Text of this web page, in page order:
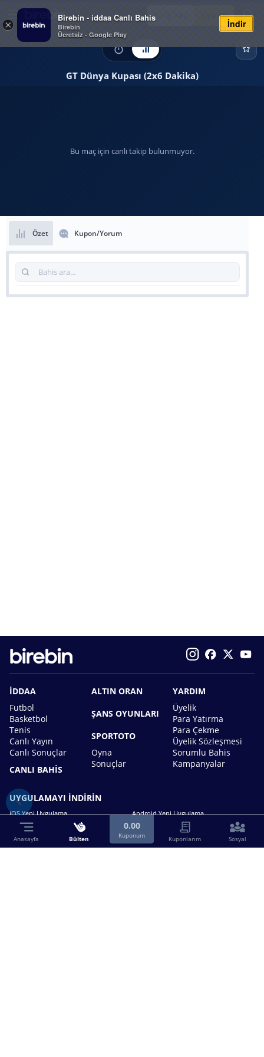
×
Birebin - iddaa Canlı Bahis
Birebin
Ücretsiz - Google Play
İndir
Giriş Yap Üye Ol
GT Dünya Kupası (2x6 Dakika)
Bu maç için canlı takip bulunmuyor.
Özet Kupon/Yorum
İDDAA
Futbol
Basketbol
Tenis
Canlı Yayın
Canlı Sonuçlar
CANLI BAHİS
ALTIN ORAN
ŞANS OYUNLARI
SPORTOTO
Oyna
Sonuçlar
YARDIM
Üyelik
Para Yatırma
Para Çekme
Üyelik Sözleşmesi
Sorumlu Bahis
Kampanyalar
UYGULAMAYI İNDİRİN
iOS Yeni Uygulama Android Yeni Uygulama
Anasayfa Bülten
0.00
Kuponum Kuponlarım Sosyal